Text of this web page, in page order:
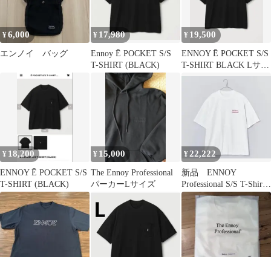
¥6,000
エンノイ バッグ
¥ 17,980
Ennoy Ē POCKET S/S
T-SHIRT (BLACK)
¥ 19,500
ENNOY Ē POCKET S/S
T-SHIRT BLACK Lサイ
ズ
¥ 18,200
ENNOY Ē POCKET S/S
T-SHIRT (BLACK)
¥ 15,000
The Ennoy Professional
パーカーLサイズ
¥22,222
新品 ENNOY
Professional S/S T-Shirt
エンノイ